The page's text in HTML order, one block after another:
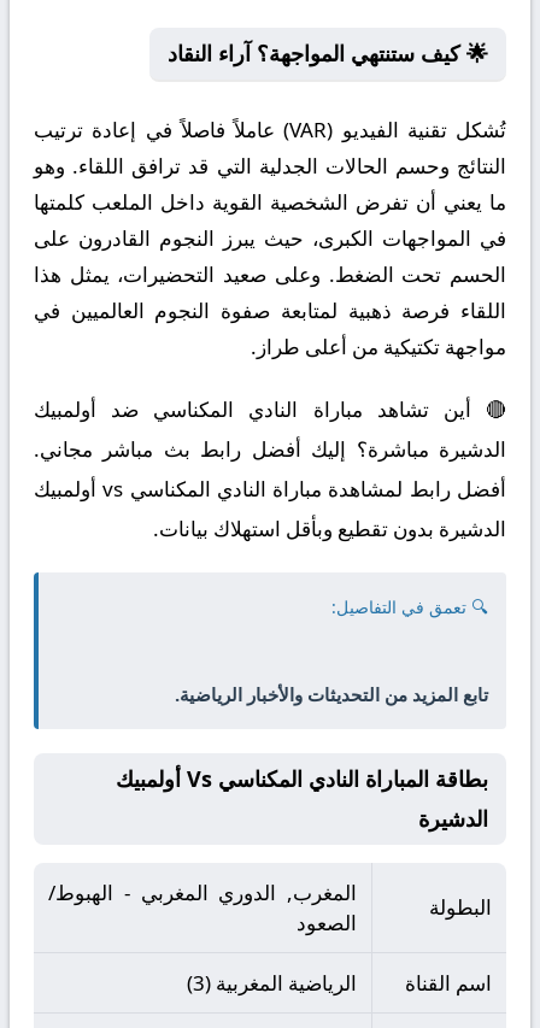
🌟 كيف ستنتهي المواجهة؟ آراء النقاد
تُشكل تقنية الفيديو (VAR) عاملاً فاصلاً في إعادة ترتيب
النتائج وحسم الحالات الجدلية التي قد ترافق اللقاء. وهو
ما يعني أن تفرض الشخصية القوية داخل الملعب كلمتها
في المواجهات الكبرى، حيث يبرز النجوم القادرون على
الحسم تحت الضغط. وعلى صعيد التحضيرات، يمثل هذا
اللقاء فرصة ذهبية لمتابعة صفوة النجوم العالميين في
مواجهة تكتيكية من أعلى طراز.
🔴 أين تشاهد مباراة النادي المكناسي ضد أولمبيك
الدشيرة مباشرة؟ إليك أفضل رابط بث مباشر مجاني.
أفضل رابط لمشاهدة مباراة النادي المكناسي vs أولمبيك
الدشيرة بدون تقطيع وبأقل استهلاك بيانات.
🔍 تعمق في التفاصيل:
تابع المزيد من التحديثات والأخبار الرياضية.
بطاقة المباراة النادي المكناسي Vs أولمبيك
الدشيرة
البطولة
المغرب, الدوري المغربي - الهبوط/
الصعود
اسم القناة الرياضية المغربية (3)